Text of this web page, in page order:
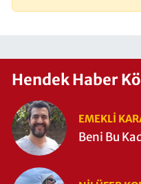
Hendek Haber
EMEKLI
Beni Bu